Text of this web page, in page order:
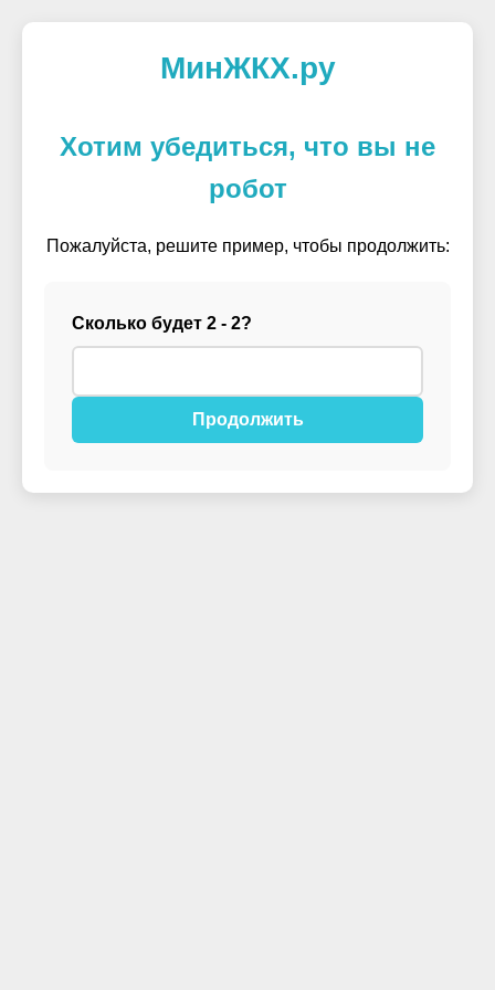
МинЖКХ.ру
Хотим убедиться, что вы не
робот
Пожалуйста, решите пример, чтобы продолжить:
Сколько будет 2 - 2?
Продолжить